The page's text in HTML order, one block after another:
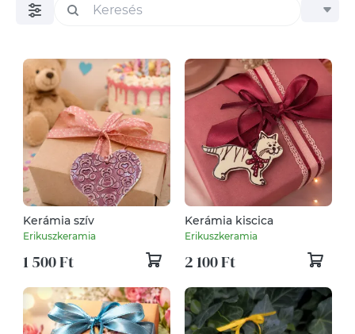
Kerámia szív
Erikuszkeramia
1 500 Ft
Kerámia kiscica
Erikuszkeramia
2 100 Ft